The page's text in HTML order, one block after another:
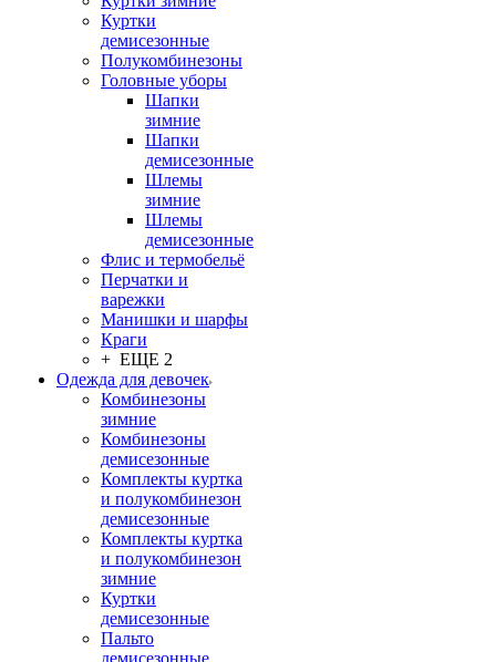
Куртки
демисезонные
Полукомбинезоны
Головные уборы
Шапки
зимние
Шапки
демисезонные
Шлемы
зимние
Шлемы
демисезонные
Флис и термобельё
Перчатки и
варежки
Манишки и шарфы
Краги
+ ЕЩЕ 2
Одежда для девочек
Комбинезоны
зимние
Комбинезоны
демисезонные
Комплекты куртка
и полукомбинезон
демисезонные
Комплекты куртка
и полукомбинезон
зимние
Куртки
демисезонные
Пальто
демисезонные